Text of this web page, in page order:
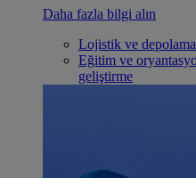
Daha fazla bilgi alın
Lojistik ve depolama
Eğitim ve
geliştirme